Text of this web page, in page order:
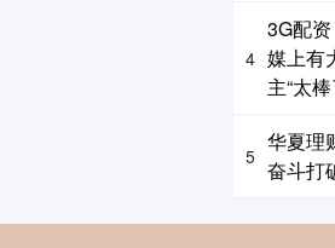
4
3G配
媒上有
主“太
5
华夏理
奋斗打